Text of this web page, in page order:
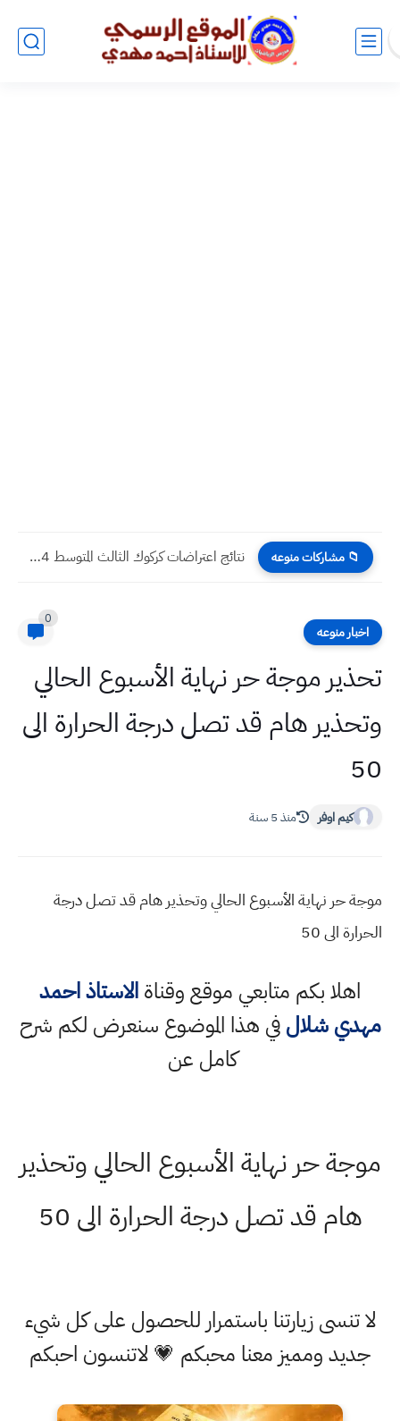
منوعه نتائج اعتراضات كركوك الثالث المتوسط 2024 الدور الاول
موجة حر نهاية الأسبوع الحالي
هام قد تصل درجة الحرارة الى
منذ 5 سنة
الأسبوع الحالي وتحذير هام قد تصل درجة
بكم متابعي موقع وقناةالاستاذ احمد
في هذا الموضوع سنعرض لكم شرح
كامل عن
نهاية الأسبوع الحالي وتحذير
قد تصل درجة الحرارة الى 50
زيارتنا باستمرار للحصول على كل شيء
ومميز معنا محبكم 💗 لاتنسون احبكم